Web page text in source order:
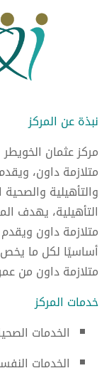
نبذة عن المركز
مركز عثمان
متلازمة داون،
والتأهيلية
التأهيلية، يهدف
متلازمة داون
أساسيًا لكل ما
متلازمة داون من عمر ٦ سنوات فأكبر لكلا
خدمات المركز
الخدمات
الخدمات